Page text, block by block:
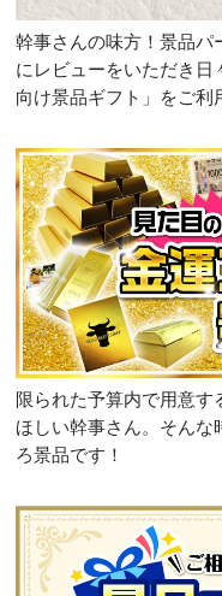
幹事さんの味方！景品パ
にレビューをいただき日
向け景品ギフト」をご利
限られた予算内で用意
ほしい幹事さん。そんな
ろ景品です！